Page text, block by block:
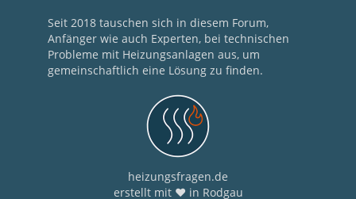
Seit 2018 tauschen sich in diesem Forum,
Anfänger wie auch Experten, bei technischen
Probleme mit Heizungsanlagen aus, um
gemeinschaftlich eine Lösung zu finden.
heizungsfragen.de
erstellt mit ❤ in Rodgau